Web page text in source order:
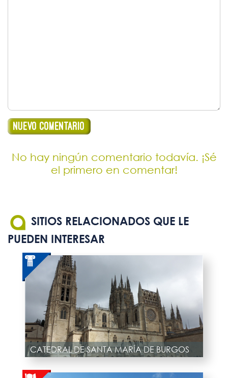
No hay ningún comentario todavía. ¡Sé
el primero en comentar!
SITIOS RELACIONADOS QUE LE
PUEDEN INTERESAR
CATEDRAL DE SANTA MARÍA DE BURGOS